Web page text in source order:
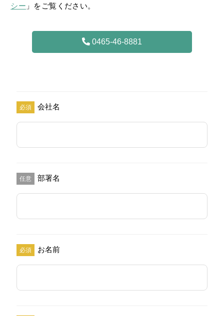
シー 」をご覧ください。
0465-46-8881
必須 会社名
任意 部署名
必須 お名前